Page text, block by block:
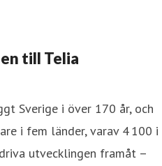
till Telia
Sverige i över 170 år, och
i fem länder, varav 4 100 i
utvecklingen framåt –